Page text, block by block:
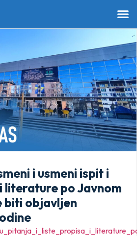
i usmeni ispit i
literature po Javnom
biti objavljen